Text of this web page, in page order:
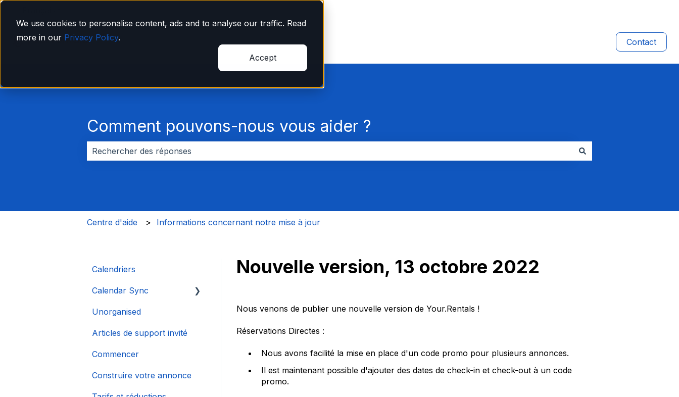
We use cookies to personalise content, ads and to analyse our traffic. Read
more in our Privacy Policy.
Accept
Contact
Comment pouvons-nous vous aider ?
Centre d'aide Informations concernant notre mise à jour
Nouvelle version, 13 octobre 2022
Nous venons de publier une nouvelle version de Your.Rentals !
Réservations Directes :
Nous avons facilité la mise en place d'un code promo pour plusieurs annonces.
Il est maintenant possible d'ajouter des dates de check-in et check-out à un code
promo.
Calendriers
Calendar Sync
Importation de
Unorganised
Articles de support invité
Commencer
Construire votre annonce